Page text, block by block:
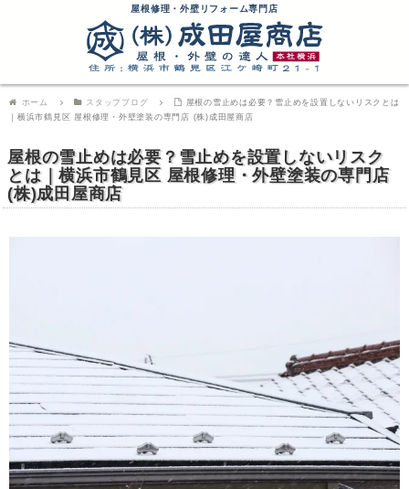
屋根修理・外壁リフォーム専門店
ホーム スタッフブログ
屋根の雪止めは必要？雪止めを設置しないリスクとは
｜横浜市鶴見区 屋根修理・外壁塗装の専門店 (株)成田屋商店
屋根の雪止めは必要？雪止めを設置しないリスク
とは｜横浜市鶴見区 屋根修理・外壁塗装の専門店
(株)成田屋商店